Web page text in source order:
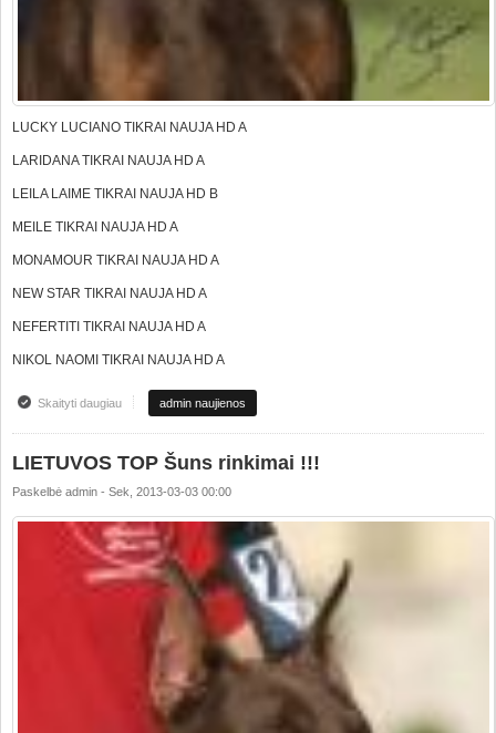
LUCKY LUCIANO TIKRAI NAUJA HD A
LARIDANA TIKRAI NAUJA HD A
LEILA LAIME TIKRAI NAUJA HD B
MEILE TIKRAI NAUJA HD A
MONAMOUR TIKRAI NAUJA HD A
NEW STAR TIKRAI NAUJA HD A
NEFERTITI TIKRAI NAUJA HD A
NIKOL NAOMI TIKRAI NAUJA HD A
Skaityti daugiauapie Sveikatos resultatai iš Vokietijos DV
admin naujienos
LIETUVOS TOP Šuns rinkimai !!!
Paskelbė admin - Sek, 2013-03-03 00:00